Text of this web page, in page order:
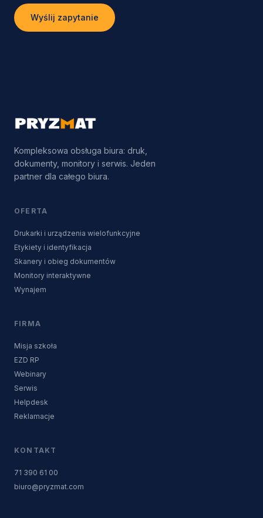
Wyślij zapytanie
Kompleksowa obsługa biura: druk,
dokumenty, monitory i serwis. Jeden
partner dla całego biura.
OFERTA
Drukarki i urządzenia wielofunkcyjne
Etykiety i identyfikacja
Skanery i obieg dokumentów
Monitory interaktywne
Wynajem
FIRMA
Misja szkoła
EZD RP
Webinary
Serwis
Helpdesk
Reklamacje
KONTAKT
71 390 61 00
biuro@pryzmat.com